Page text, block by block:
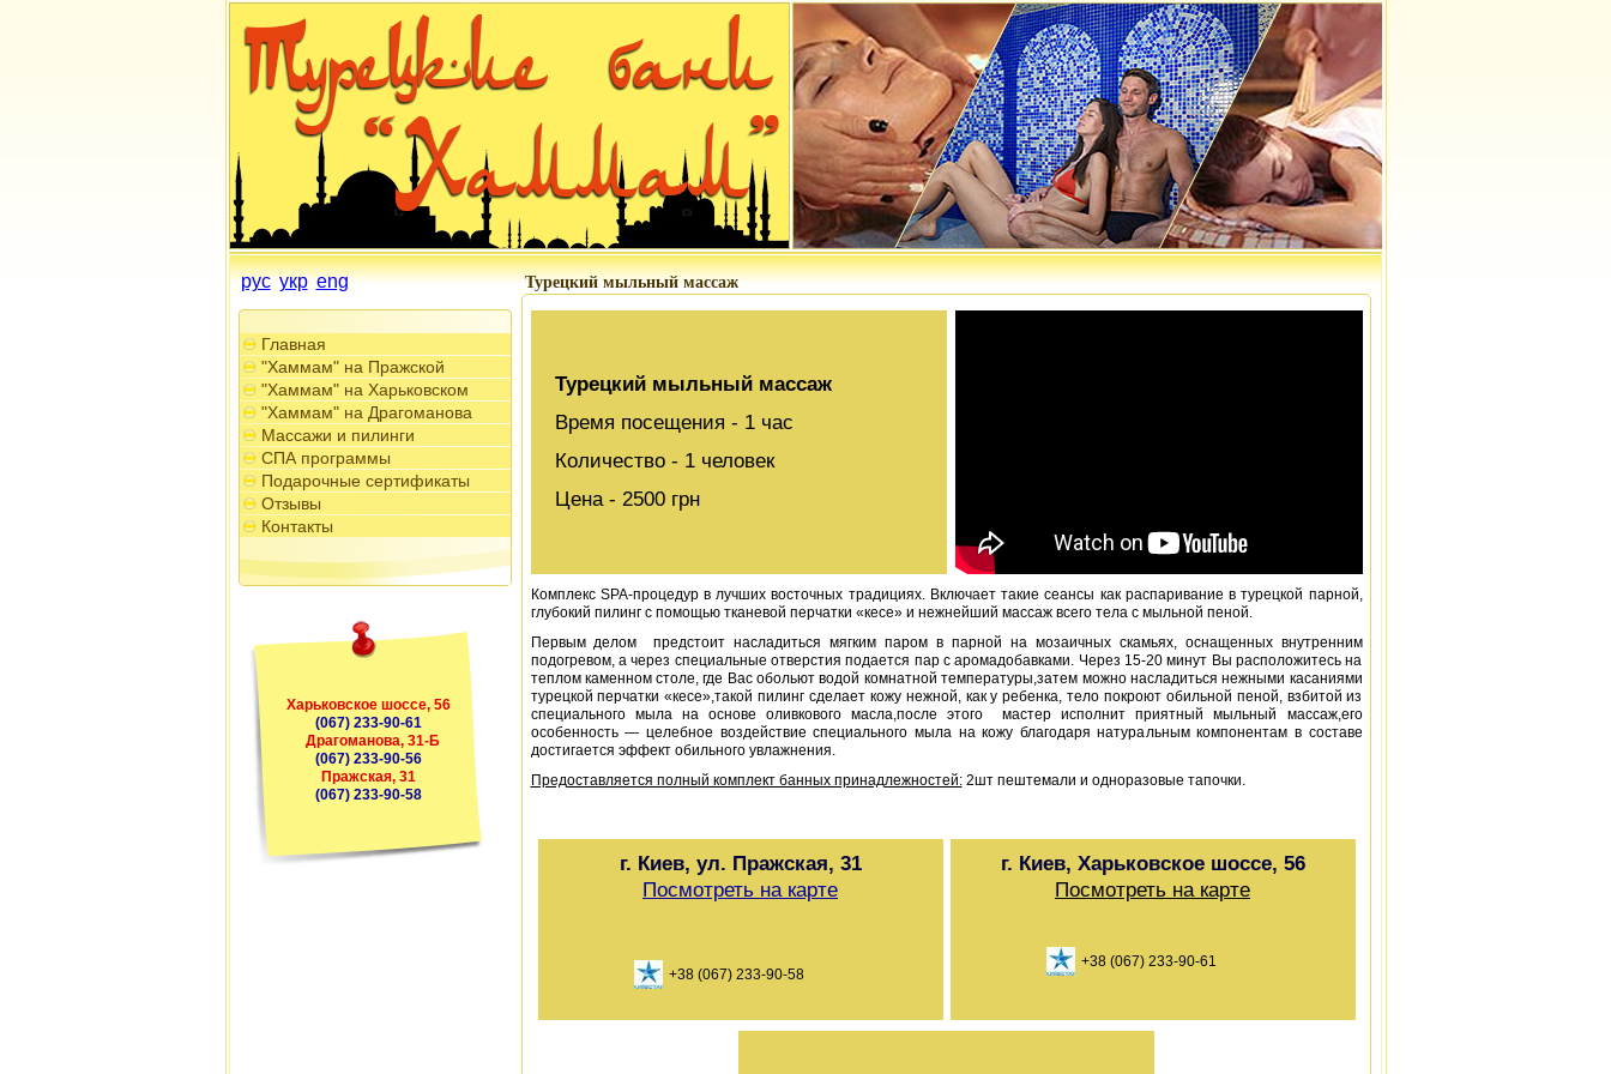
рус укр eng
Главная
"Хаммам" на Пражской
"Хаммам" на Харьковском
"Хаммам" на Драгоманова
Массажи и пилинги
СПА программы
Подарочные сертификаты
Отзывы
Контакты
Харьковское шосcе, 56
(067) 233-90-61
Драгоманова, 31-Б
(067) 233-90-56
Пражская, 31
(067) 233-90-58
Турецкий мыльный массаж
Турецкий мыльный массаж
Время посещения - 1 час
Количество - 1 человек
Цена - 2500 грн
Комплекс SPA-процедур в лучших восточных традициях. Включает такие сеансы как распаривание в турецкой парной,
глубокий пилинг с помощью тканевой перчатки «кесе» и нежнейший массаж всего тела с мыльной пеной.
Первым делом предстоит насладиться мягким паром в парной на мозаичных скамьях, оснащенных внутренним
подогревом, а через специальные отверстия подается пар с аромадобавками. Через 15-20 минут Вы расположитесь на
теплом каменном столе, где Вас обольют водой комнатной температуры,затем можно насладиться нежными касаниями
турецкой перчатки «кесе»,такой пилинг сделает кожу нежной, как у ребенка, тело покроют обильной пеной, взбитой из
специального мыла на основе оливкового масла,после этого мастер исполнит приятный мыльный массаж,его
особенность — целебное воздействие специального мыла на кожу благодаря натуральным компонентам в составе
достигается эффект обильного увлажнения.
Предоставляется полный комплект банных принадлежностей:2шт пештемали и одноразовые тапочки.
г. Киев, ул. Пражская, 31
Посмотреть на карте
+38 (067) 233-90-58
г. Киев, Харьковское шоссе, 56
Посмотреть на карте
+38 (067) 233-90-61